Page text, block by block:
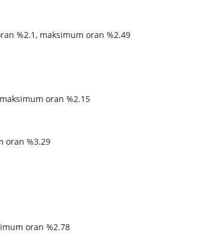
%2.1, maksimum oran %2.49
oran %2.15
oran %3.29
oran %2.78